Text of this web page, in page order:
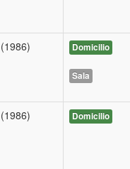
(1986) Domicilio
Sala
(1986) Domicilio